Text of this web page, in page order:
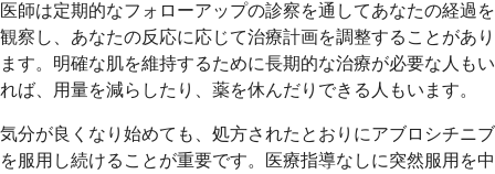
医師は定期的なフォローアップの診察を通してあなたの経過を
観察し、あなたの反応に応じて治療計画を調整することがあり
ます。明確な肌を維持するために長期的な治療が必要な人もい
れば、用量を減らしたり、薬を休んだりできる人もいます。
気分が良くなり始めても、処方されたとおりにアブロシチニブ
を服用し続けることが重要です。医療指導なしに突然服用を中